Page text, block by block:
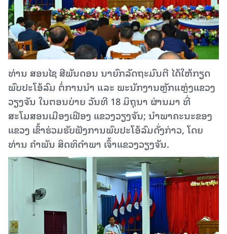
ທ່ານ ສອນໄຊ ສີພັນດອນ ນາຍົກລັດຖະມົນຕີ ໄດ້ໃຫ້ກຽດ
ພົບປະໂອ້ລົມ ຕໍ່ການນຳ ແລະ ພະນັກງານຫຼັກແຫຼ່ງແຂວງ
ວຽງຈັນ ໃນຕອນບ່າຍ ວັນທີ 18 ມິຖຸນາ ຜ່ານມາ ທີ່
ສະໂມສອນເມືອງເຟືອງ ແຂວງວຽງຈັນ; ນຳພາຄະນະຂອງ
ແຂວງ ເຂົ້າຮ່ວມຮັບຟັງການພົບປະໂອ້ລົມດັ່ງກ່າວ, ໂດຍ
ທ່ານ ຄໍາພັນ ສິດທິດໍາພາ ເຈົ້າແຂວງວຽງຈັນ.